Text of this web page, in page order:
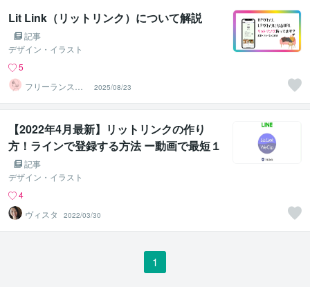
Lit Link（リットリンク）について解説
記事
デザイン・イラスト
5
フリーランスあ
おい
2025/08/23
【2022年4月最新】リットリンクの作り
方！ラインで登録する方法 ー動画で最短１
分で使い方ー
記事
デザイン・イラスト
4
ヴィスタ
2022/03/30
1